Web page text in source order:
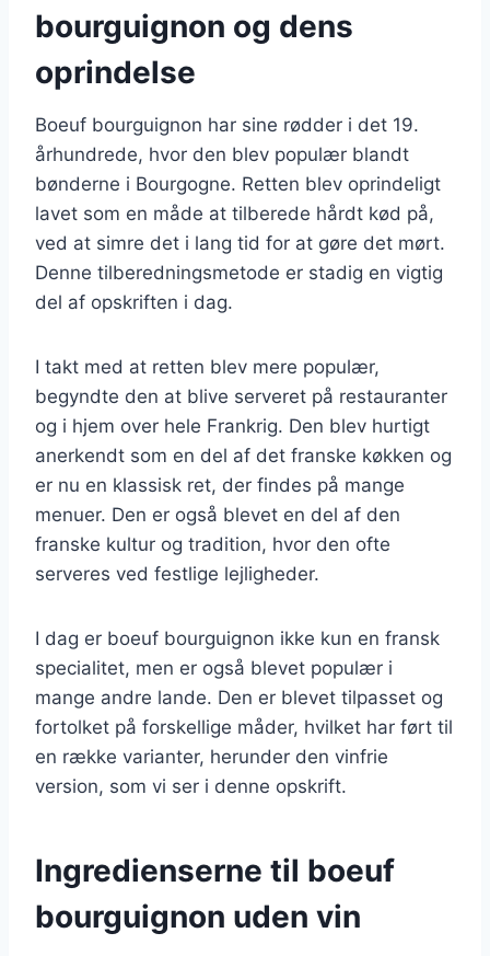
bourguignon og dens
oprindelse
Boeuf bourguignon har sine rødder i det 19.
århundrede, hvor den blev populær blandt
bønderne i Bourgogne. Retten blev oprindeligt
lavet som en måde at tilberede hårdt kød på,
ved at simre det i lang tid for at gøre det mørt.
Denne tilberedningsmetode er stadig en vigtig
del af opskriften i dag.
I takt med at retten blev mere populær,
begyndte den at blive serveret på restauranter
og i hjem over hele Frankrig. Den blev hurtigt
anerkendt som en del af det franske køkken og
er nu en klassisk ret, der findes på mange
menuer. Den er også blevet en del af den
franske kultur og tradition, hvor den ofte
serveres ved festlige lejligheder.
I dag er boeuf bourguignon ikke kun en fransk
specialitet, men er også blevet populær i
mange andre lande. Den er blevet tilpasset og
fortolket på forskellige måder, hvilket har ført til
en række varianter, herunder den vinfrie
version, som vi ser i denne opskrift.
Ingredienserne til boeuf
bourguignon uden vin